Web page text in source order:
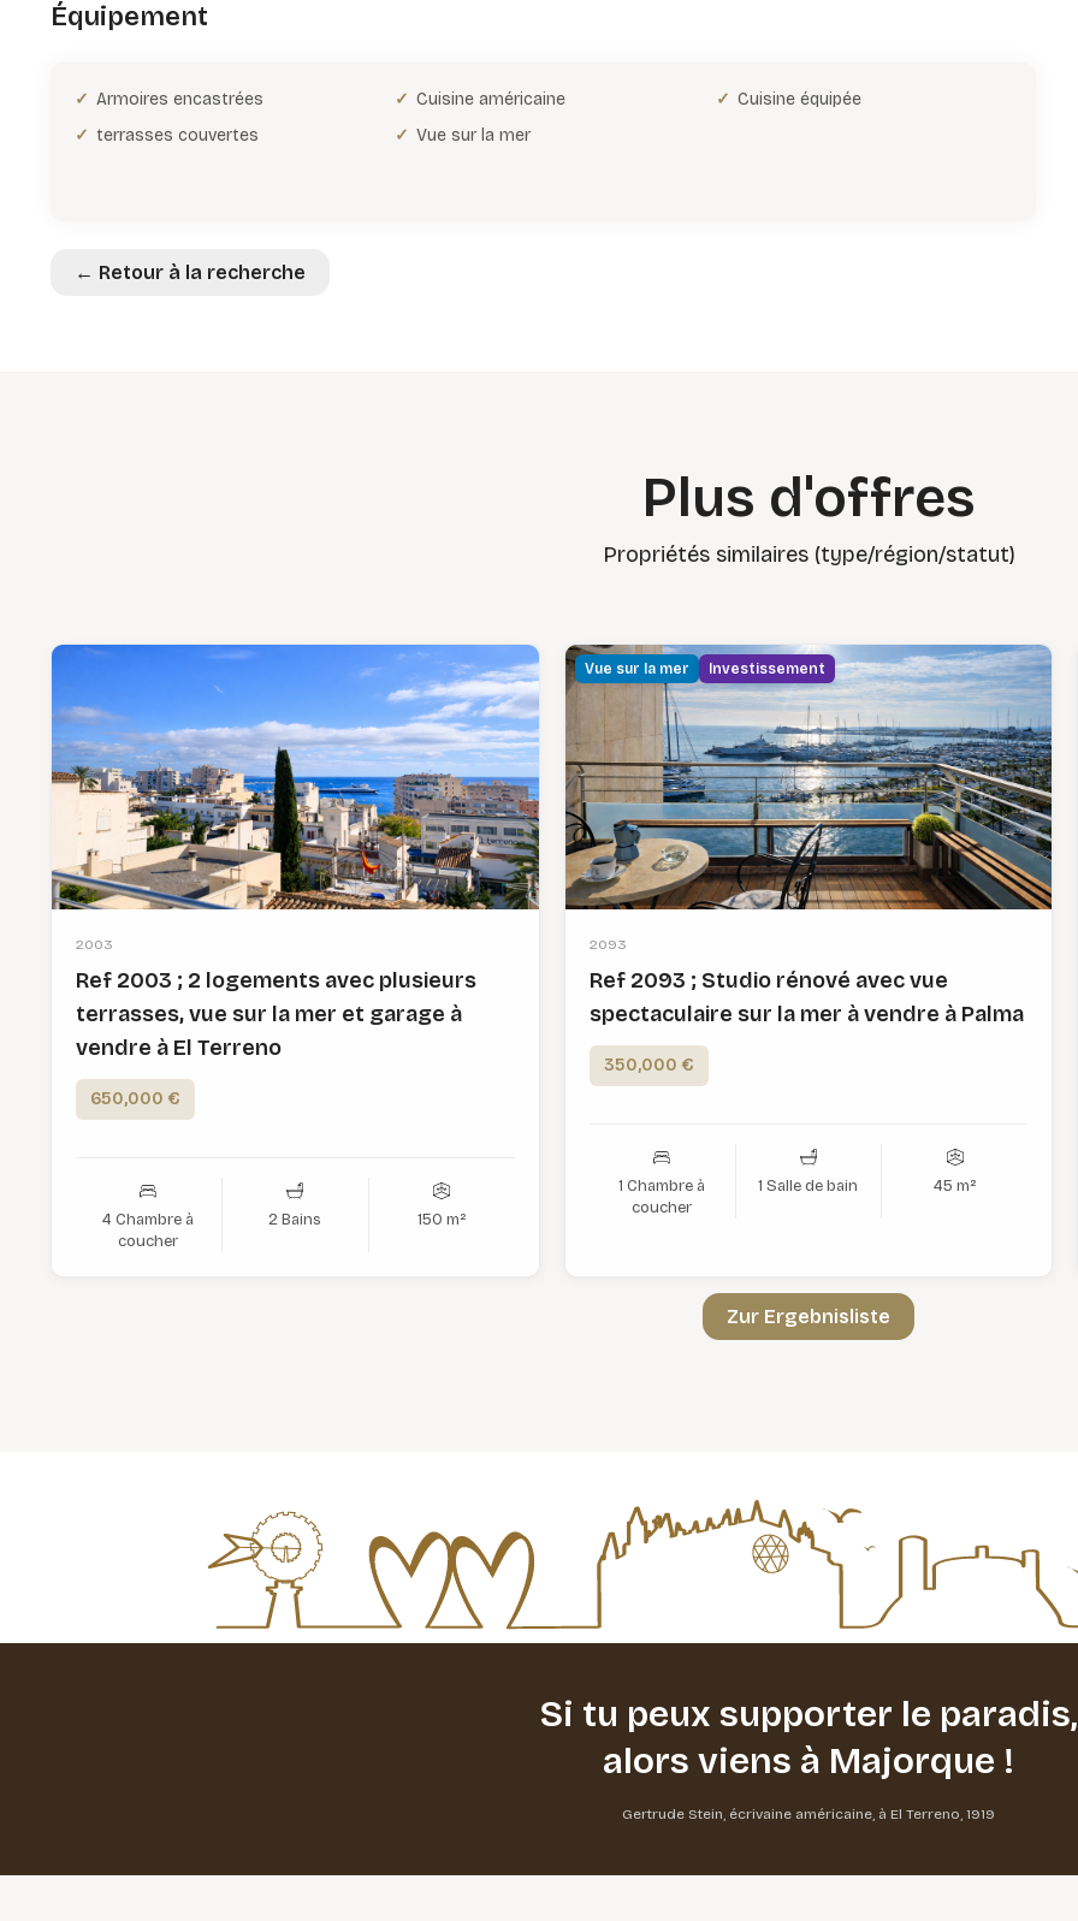
Équipement
Armoires encastrées Cuisine américaine
Cuisine équipée
terrasses couvertes
Vue sur la mer
← Retour à la recherche
Plus d'offres
Propriétés similaires (type/région/statut)
2003
Ref 2003 ; 2 logements avec plusieurs
terrasses, vue sur la mer et garage à
vendre à El Terreno
650,000 €
4 Chambre à
coucher
2 Bains 150 m²
Vue sur la mer Investissement
2093
Ref 2093 ; Studio rénové avec vue
spectaculaire sur la mer à vendre à Palma
350,000 €
1 Chambre à
coucher
1 Salle de bain 45 m²
Zur Ergebnisliste
Si tu peux supporter le paradis,
alors viens à Majorque !
Gertrude Stein, écrivaine américaine, à El Terreno, 1919